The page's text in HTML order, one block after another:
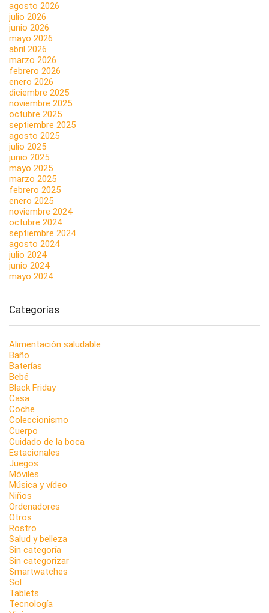
agosto 2026
julio 2026
junio 2026
mayo 2026
abril 2026
marzo 2026
febrero 2026
enero 2026
diciembre 2025
noviembre 2025
octubre 2025
septiembre 2025
agosto 2025
julio 2025
junio 2025
mayo 2025
marzo 2025
febrero 2025
enero 2025
noviembre 2024
octubre 2024
septiembre 2024
agosto 2024
julio 2024
junio 2024
mayo 2024
Categorías
Alimentación saludable
Baño
Baterías
Bebé
Black Friday
Casa
Coche
Coleccionismo
Cuerpo
Cuidado de la boca
Estacionales
Juegos
Móviles
Música y vídeo
Niños
Ordenadores
Otros
Rostro
Salud y belleza
Sin categoría
Sin categorizar
Smartwatches
Sol
Tablets
Tecnología